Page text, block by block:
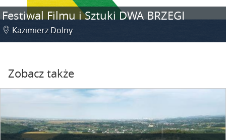
Festiwal Filmu i Sztuki DWA BRZEGI
Kazimierz Dolny
Zobacz także